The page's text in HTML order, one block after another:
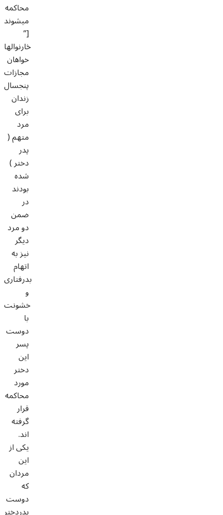
محاکمه
میشوند
”]
څارنوالها
خواهان
مجازات
پنجسال
زندان
برای
مرد
متهم (
پدر
دختر )
شده
بودند
در
ضمن
دو مرد
دیگر
نیز به
اتهام
بدرفتاری
و
خشونت
با
دوست
پسر
این
دختر
مورد
محاکمه
قرار
گرفته
اند.
یکی از
این
مردان
که
دوست